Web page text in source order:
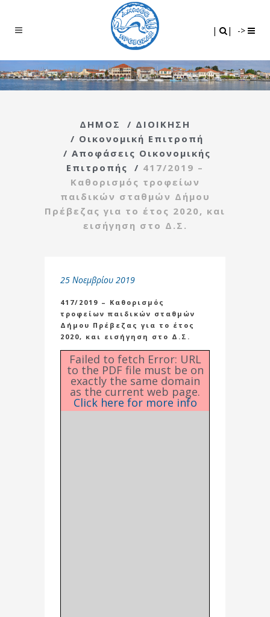
| | ->
ΔΗΜΟΣ / ΔΙΟΙΚΗΣΗ
/ Οικονομική Επιτροπή
/ Αποφάσεις Οικονομικής
Επιτροπής
/ 417/2019 –
Καθορισμός τροφείων
παιδικών σταθμών Δήμου
Πρέβεζας για το έτος 2020, και
εισήγηση στο Δ.Σ.
25 Νοεμβρίου 2019
417/2019 – Καθορισμός
τροφείων παιδικών σταθμών
Δήμου Πρέβεζας για το έτος
2020, και εισήγηση στο Δ.Σ.
Failed to fetch Error: URL
to the PDF file must be on
exactly the same domain
as the current web page.
Click here for more info